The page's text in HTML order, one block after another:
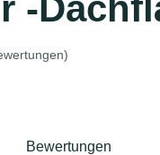
-
Bewertungen